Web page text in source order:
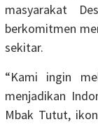
masyarakat
berkomitmen
sekitar.
“Kami ingin
menjadikan
Mbak Tutut,